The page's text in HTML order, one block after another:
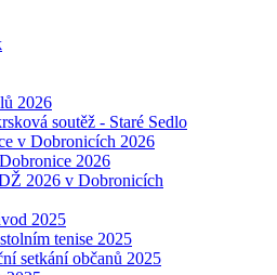
2026
soutěž - Staré Sedlo
v Dobronicích 2026
2026
2026 v Dobronicích
2025
tenise 2025
setkání občanů 2025